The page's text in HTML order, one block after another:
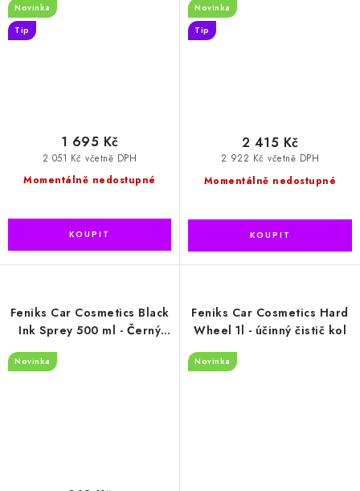
Novinka
Tip
Momentálně nedostupné
2 051 Kč včetně DPH
1 695 Kč
Novinka
Tip
Momentálně nedostupné
2 922 Kč včetně DPH
2 415 Kč
Feniks Car Cosmetics Black
Ink Sprey 500 ml - Černý
inkoust ve spreji – lesk a
ochrana pneumatik
Novinka
Feniks Car Cosmetics Hard
Wheel 1l - účinný čistič kol
Novinka